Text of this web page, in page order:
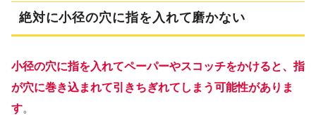
絶対に小径の穴に指を入れて磨かない
小径の穴に指を入れてペーパーやスコッチをかけると、指
が穴に巻き込まれて引きちぎれてしまう可能性がありま
す。